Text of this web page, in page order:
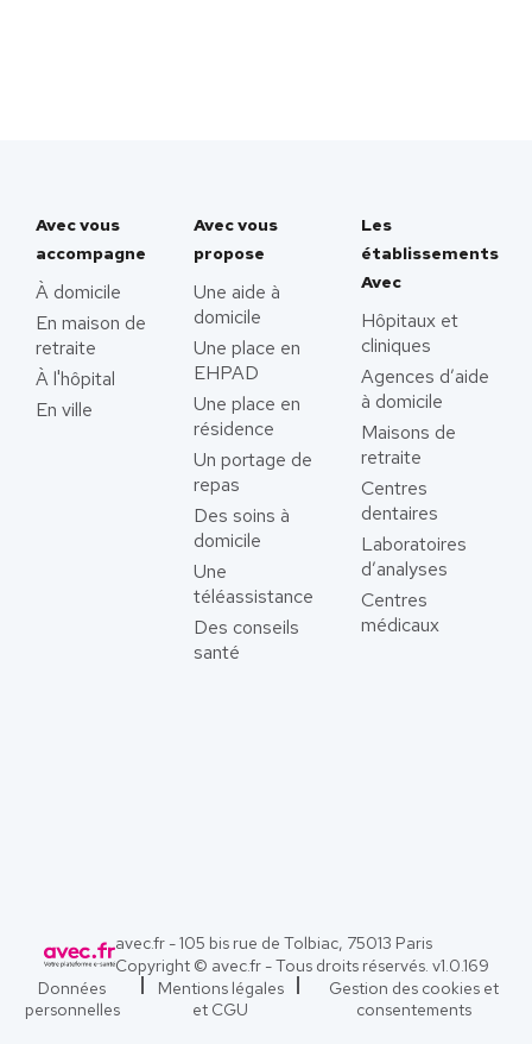
Avec vous
accompagne
À domicile
En maison de
retraite
À l'hôpital
En ville
Avec vous
propose
Une aide à
domicile
Une place en
EHPAD
Une place en
résidence
Un portage de
repas
Des soins à
domicile
Une
téléassistance
Des conseils
santé
Les
établissements
Avec
Hôpitaux et
cliniques
Agences d’aide
à domicile
Maisons de
retraite
Centres
dentaires
Laboratoires
d’analyses
Centres
médicaux
avec.fr - 105 bis rue de Tolbiac, 75013 Paris
Copyright © avec.fr - Tous droits réservés. v1.0.169
Données
personnelles
Mentions légales
et CGU
Gestion des cookies et
consentements